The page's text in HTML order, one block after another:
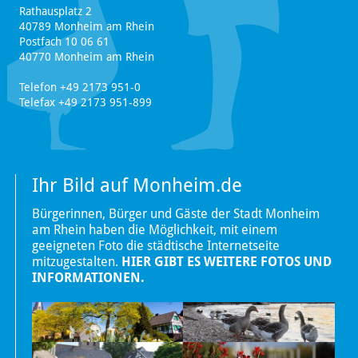
Rathausplatz 2
40789 Monheim am Rhein
Postfach 10 06 61
40770 Monheim am Rhein
Telefon +49 2173 951-0
Telefax +49 2173 951-899
Ihr Bild auf Monheim.de
Bürgerinnen, Bürger und Gäste der Stadt Monheim
am Rhein haben die Möglichkeit, mit einem
geeigneten Foto die städtische Internetseite
mitzugestalten. HIER GIBT ES WEITERE FOTOS UND
INFORMATIONEN.